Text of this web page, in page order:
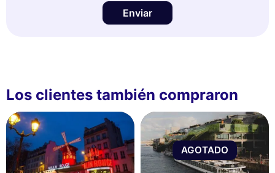
Enviar
Los clientes también compraron
AGOTADO